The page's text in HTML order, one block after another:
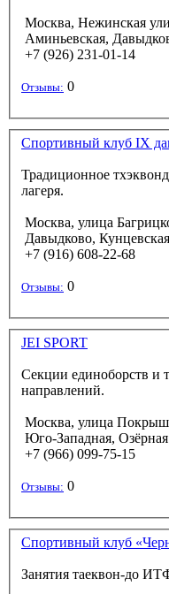
Москва, Нежинская
Аминьевская,
+7 (926) 231-01-14
Отзывы: 0
Спортивный клуб IX
Традиционное
лагеря.
Москва, улица
Давыдково, Кунцевская
+7 (916) 608-22-68
Отзывы: 0
JEI SPORT
Секции единоборств и
направлений.
Москва, улица
Юго-Западная, Озёрная
+7 (966) 099-75-15
Отзывы: 0
Спортивный клуб
Занятия таеквон-до